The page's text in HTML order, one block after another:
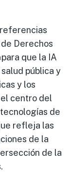
Derechos
que la IA
pública y
y los
centro del
de
refleja las
de la
de la